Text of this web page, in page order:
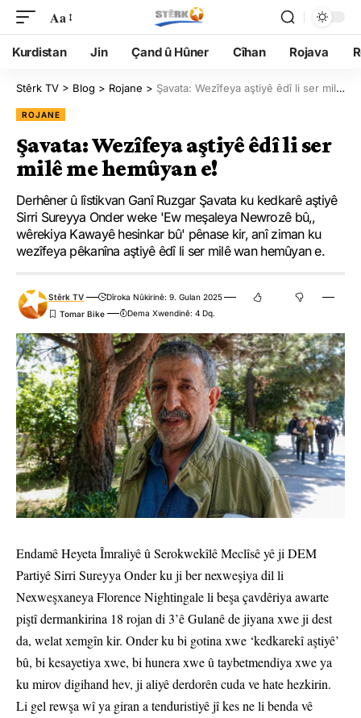
Aa
Kurdistan Jin Çand û Hûner Cîhan Rojava
Stêrk TV > Blog > Rojane > Şavata: Wezîfeya aştiyê êdî li ser milê me hemûyan e!
ROJANE
Şavata: Wezîfeya aştiyê êdî li ser
milê me hemûyan e!
Derhêner û lîstikvan Ganî Ruzgar Şavata ku kedkarê aştiyê
Sirri Sureyya Onder weke 'Ew meşaleya Newrozê bû,,
wêrekiya Kawayê hesinkar bû' pênase kir, anî ziman ku
wezîfeya pêkanîna aştiyê êdî li ser milê wan hemûyan e.
Stêrk TV
Dîroka Nûkirinê: 9. Gulan 2025
Dema Xwendinê: 4 Dq.
Endamê Heyeta Îmraliyê û Serokwekîlê Meclîsê yê ji DEM
Partiyê Sirri Sureyya Onder ku ji ber nexweşiya dil li
Nexweşxaneya Florence Nightingale li beşa çavdêriya awarte
piştî dermankirina 18 rojan di 3’ê Gulanê de jiyana xwe ji dest
da, welat xemgîn kir. Onder ku bi gotina xwe ‘kedkarekî aştiyê’
bû, bi kesayetiya xwe, bi hunera xwe û taybetmendiya xwe ya
ku mirov digihand hev, ji aliyê derdorên cuda ve hate hezkirin.
Li gel rewşa wî ya giran a tenduristiyê jî kes ne li benda vê